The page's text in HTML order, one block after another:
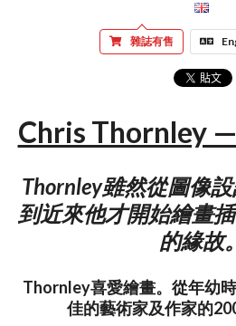
雜誌有售
Chris Thornley
Thornley雖然從圖像
到近來他才開始繪畫
的緣故。
Thornley喜愛繪畫。從年幼
佳的藝術家及作家的